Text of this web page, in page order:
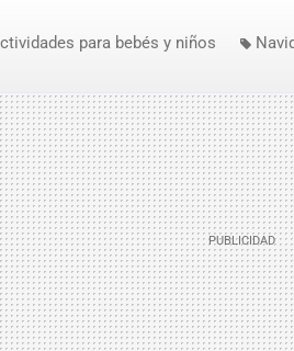
para bebés y niños